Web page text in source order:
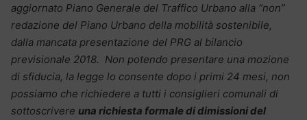
aggiornato Piano Generale del Traffico Urbano alla “non”
redazione del Piano Urbano della mobilità sostenibile,
dalla mancata presentazione del PRG al bilancio
previsionale 2018. Non potendo presentare una mozione
di sfiducia, la legge lo consente dopo i primi 24 mesi, non
possiamo che richiedere a tutti i consiglieri comunali di
sottoscrivere una richiesta formale di dimissioni del